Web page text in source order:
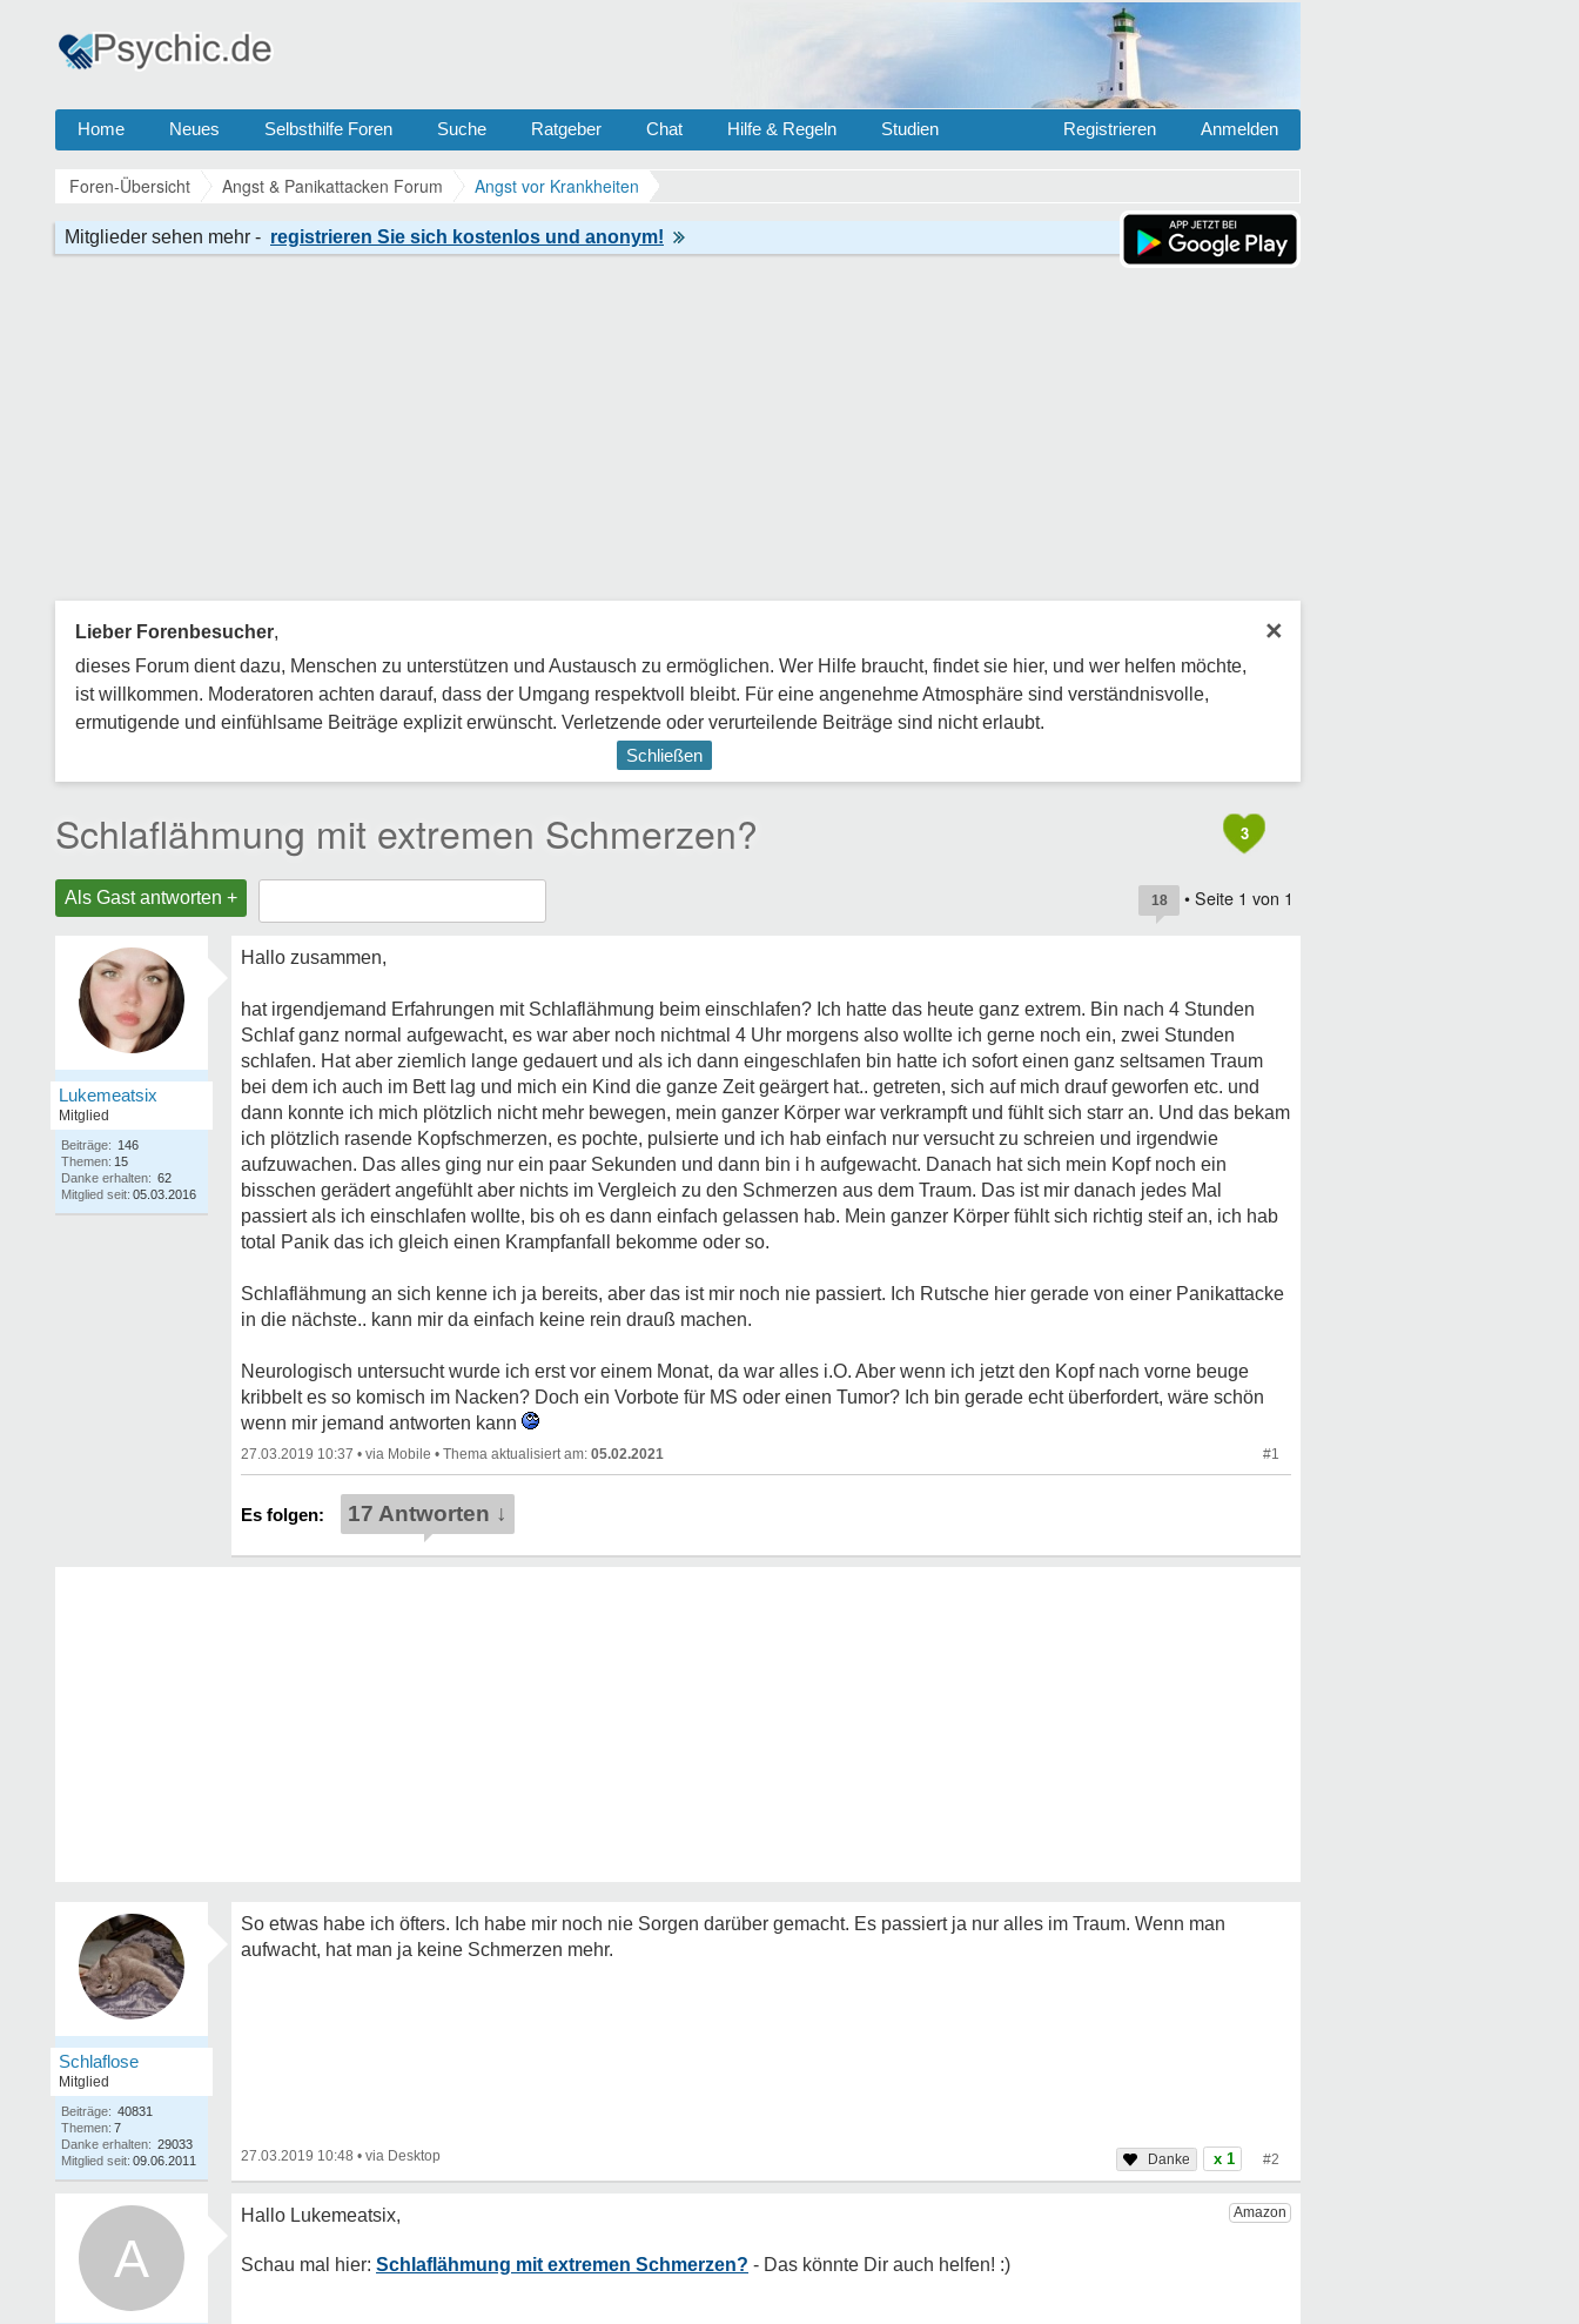
Home Neues Selbsthilfe Foren Suche Ratgeber Chat Hilfe & Regeln Studien Anmelden
Registrieren
Foren-Übersicht Angst & Panikattacken Forum Angst vor Krankheiten
×
Lieber Forenbesucher,
dieses Forum dient dazu, Menschen zu unterstützen und Austausch zu ermöglichen. Wer Hilfe braucht, findet sie hier, und wer helfen möchte,
ist willkommen. Moderatoren achten darauf, dass der Umgang respektvoll bleibt. Für eine angenehme Atmosphäre sind verständnisvolle,
ermutigende und einfühlsame Beiträge explizit erwünscht. Verletzende oder verurteilende Beiträge sind nicht erlaubt.
Schließen
3
Schlaflähmung mit extremen Schmerzen?
Als Gast antworten + 18 • Seite 1 von 1
Lukemeatsix
Mitglied
Beiträge: 146
Themen: 15
Danke erhalten: 62
Mitglied seit: 05.03.2016
Hallo zusammen,
hat irgendjemand Erfahrungen mit Schlaflähmung beim einschlafen? Ich hatte das heute ganz extrem. Bin nach 4 Stunden
Schlaf ganz normal aufgewacht, es war aber noch nichtmal 4 Uhr morgens also wollte ich gerne noch ein, zwei Stunden
schlafen. Hat aber ziemlich lange gedauert und als ich dann eingeschlafen bin hatte ich sofort einen ganz seltsamen Traum
bei dem ich auch im Bett lag und mich ein Kind die ganze Zeit geärgert hat.. getreten, sich auf mich drauf geworfen etc. und
dann konnte ich mich plötzlich nicht mehr bewegen, mein ganzer Körper war verkrampft und fühlt sich starr an. Und das bekam
ich plötzlich rasende Kopfschmerzen, es pochte, pulsierte und ich hab einfach nur versucht zu schreien und irgendwie
aufzuwachen. Das alles ging nur ein paar Sekunden und dann bin i h aufgewacht. Danach hat sich mein Kopf noch ein
bisschen gerädert angefühlt aber nichts im Vergleich zu den Schmerzen aus dem Traum. Das ist mir danach jedes Mal
passiert als ich einschlafen wollte, bis oh es dann einfach gelassen hab. Mein ganzer Körper fühlt sich richtig steif an, ich hab
total Panik das ich gleich einen Krampfanfall bekomme oder so.
Schlaflähmung an sich kenne ich ja bereits, aber das ist mir noch nie passiert. Ich Rutsche hier gerade von einer Panikattacke
in die nächste.. kann mir da einfach keine rein drauß machen.
Neurologisch untersucht wurde ich erst vor einem Monat, da war alles i.O. Aber wenn ich jetzt den Kopf nach vorne beuge
kribbelt es so komisch im Nacken? Doch ein Vorbote für MS oder einen Tumor? Ich bin gerade echt überfordert, wäre schön
wenn mir jemand antworten kann
27.03.2019 10:37 • • 05.02.2021 #1
17 Antworten ↓
Schlaflose
Mitglied
Beiträge: 40831
Themen: 7
Danke erhalten: 29033
Mitglied seit: 09.06.2011
So etwas habe ich öfters. Ich habe mir noch nie Sorgen darüber gemacht. Es passiert ja nur alles im Traum. Wenn man
aufwacht, hat man ja keine Schmerzen mehr.
27.03.2019 10:48 • x 1 #2
A Schlaflähmung mit extremen Schmerzen?